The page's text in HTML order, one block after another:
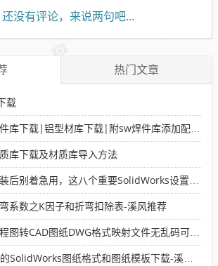
没有评论，来说两句吧...
热门文章
载
下载|铝型材库下载|附sw焊件库添加配置使用教程
库下载及材质库导入方法
急用，这八个重要SolidWorks设置可以提高你的画图效率
系数之K因子和折弯扣除表-溪风推荐
CAD图纸DWG格式映射文件无乱码可分层-溪风亲测推荐
图纸格式和图纸模板下载-溪风专用版